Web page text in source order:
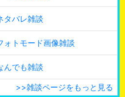
タバレ雑談
トモード画像雑談
んでも雑談
>>雑談ページをもっと見る